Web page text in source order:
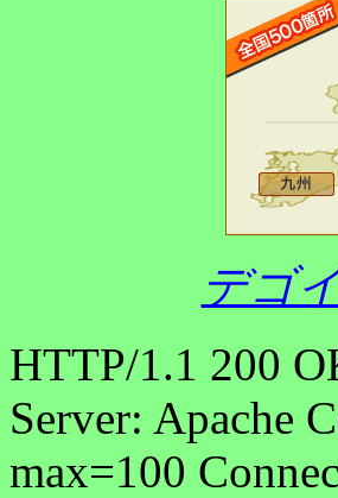
デゴ
HTTP/1.1 200
Server: Apache
max=100